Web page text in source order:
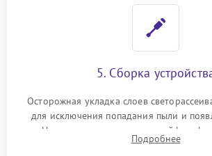
5. Сборка
Осторожная укладка слоев
для исключения попадания пыли и
Надежное подключение шлейфов,
аккуратное защелкивание пластикового
Подробнее